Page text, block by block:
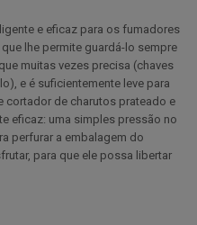
e eficaz para os fumadores
lhe permite guardá-lo sempre
muitas vezes precisa (chaves
e é suficientemente leve para
cortador de charutos prateado e
eficaz: uma simples pressão no
perfurar a embalagem do
para que ele possa libertar